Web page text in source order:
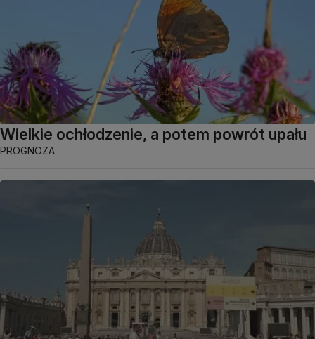
Wielkie ochłodzenie, a potem powrót upału
PROGNOZA